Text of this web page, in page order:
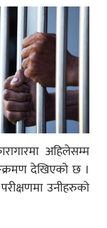
अहिलेसम्म
देखिएको छ ।
उनीहरुको